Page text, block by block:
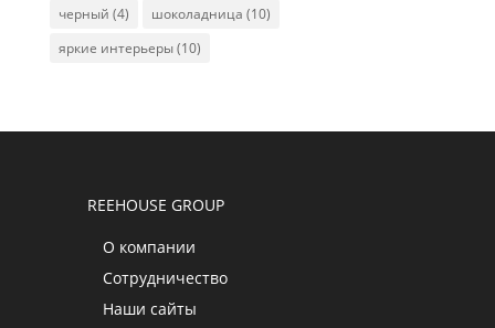
черный (4) шоколадница (10)
яркие интерьеры(10)
REEHOUSE GROUP
О компании
Сотрудничество
Наши сайты